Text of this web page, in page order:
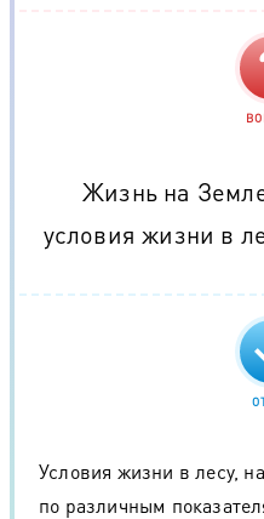
Жизнь на
условия жизни в
Условия жизни в лесу,
по различным